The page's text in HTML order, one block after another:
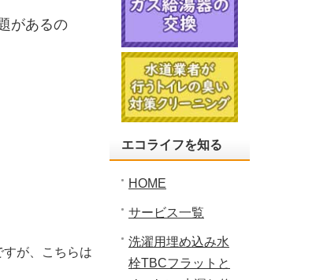
があるの
が、こちらは
エコライフを知る
HOME
サービス一覧
洗濯用埋め込み水
栓TBCフラットと